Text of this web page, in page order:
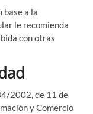
base a la
le recomienda
con otras
2002, de 11 de
y Comercio